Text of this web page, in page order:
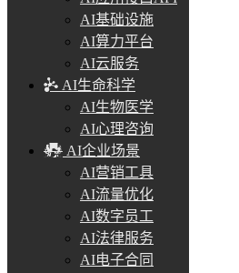
AI基础设施
AI算力平台
AI云服务
AI生命科学
AI生物医学
AI心理咨询
AI企业场景
AI营销工具
AI流量优化
AI数字员工
AI法律服务
AI电子合同